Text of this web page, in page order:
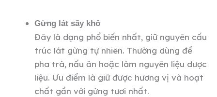
Gừng lát sấy khô
Đây là dạng phổ biến nhất, giữ nguyên cấu
trúc lát gừng tự nhiên. Thường dùng để
pha trà, nấu ăn hoặc làm nguyên liệu dược
liệu. Ưu điểm là giữ được hương vị và hoạt
chất gần với gừng tươi nhất.